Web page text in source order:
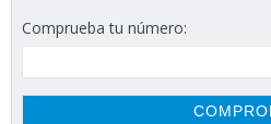
Comprueba tu número: